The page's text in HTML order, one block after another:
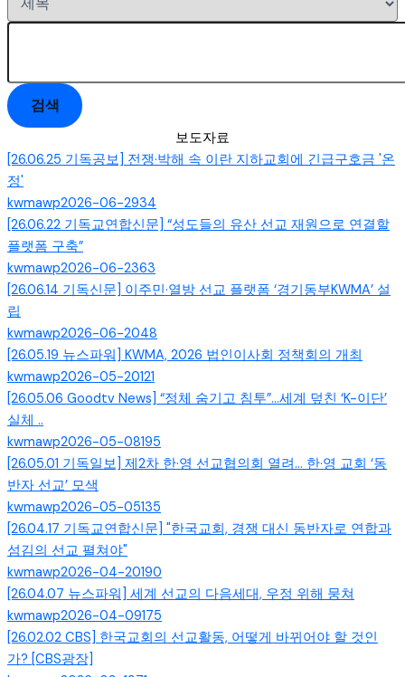
검색
보도자료
[26.06.25 기독공보] 전쟁·박해 속 이란 지하교회에 긴급구호금 '온
정'
kwmawp2026-06-2934
[26.06.22 기독교연합신문] “성도들의 유산 선교 재원으로 연결할
플랫폼 구축”
kwmawp2026-06-2363
[26.06.14 기독신문] 이주민·열방 선교 플랫폼 ‘경기동부KWMA’ 설
립
kwmawp2026-06-2048
[26.05.19 뉴스파워] KWMA, 2026 법인이사회 정책회의 개최
kwmawp2026-05-20121
[26.05.06 Goodtv News] “정체 숨기고 침투”…세계 덮친 ‘K-이단’
실체 ..
kwmawp2026-05-08195
[26.05.01 기독일보] 제2차 한·영 선교협의회 열려… 한·영 교회 ‘동
반자 선교’ 모색
kwmawp2026-05-05135
[26.04.17 기독교연합신문] "한국교회, 경쟁 대신 동반자로 연합과
섬김의 선교 펼쳐야"
kwmawp2026-04-20190
[26.04.07 뉴스파워] 세계 선교의 다음세대, 우정 위해 뭉쳐
kwmawp2026-04-09175
[26.02.02 CBS] 한국교회의 선교활동, 어떻게 바뀌어야 할 것인
가? [CBS광장]